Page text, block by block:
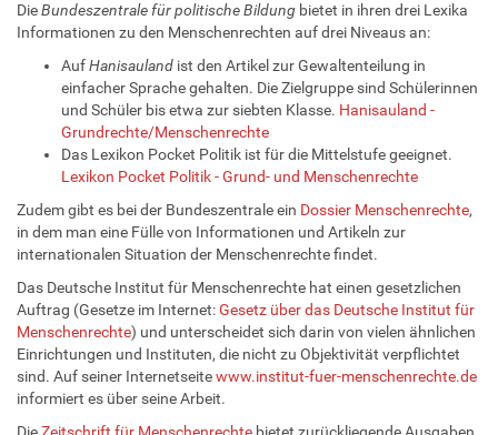
DieBundeszentrale für politische Bildung bietet in ihren drei Lexika
Informationen zu den Menschenrechten auf drei Niveaus an:
AufHanisauland ist den Artikel zur Gewaltenteilung in
einfacher Sprache gehalten. Die Zielgruppe sind Schülerinnen
und Schüler bis etwa zur siebten Klasse. Hanisauland -
Grundrechte/Menschenrechte
Das Lexikon Pocket Politik ist für die Mittelstufe geeignet.
Lexikon Pocket Politik - Grund- und Menschenrechte
Zudem gibt es bei der Bundeszentrale ein Dossier Menschenrechte,
in dem man eine Fülle von Informationen und Artikeln zur
internationalen Situation der Menschenrechte findet.
Das Deutsche Institut für Menschenrechte hat einen gesetzlichen
Auftrag (Gesetze im Internet:Gesetz über das Deutsche Institut für
Menschenrechte) und unterscheidet sich darin von vielen ähnlichen
Einrichtungen und Instituten, die nicht zu Objektivität verpflichtet
sind. Auf seiner Internetseitewww.institut-fuer-menschenrechte.de
informiert es über seine Arbeit.